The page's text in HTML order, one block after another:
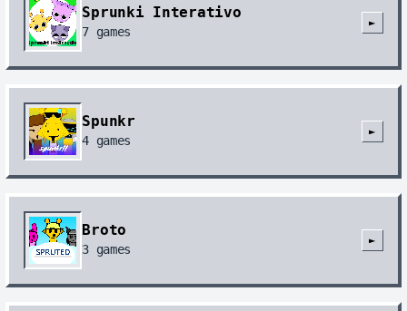
Sprunki Interativo
7 games
►
Spunkr
4 games
►
Broto
3 games
►